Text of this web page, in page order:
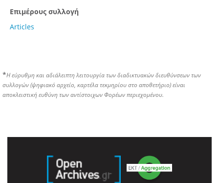
Επιμέρους συλλογή
Articles
*Η εύρυθμη και αδιάλειπτη λειτουργία των διαδικτυακών διευθύνσεων των
συλλογών (ψηφιακό αρχείο, καρτέλα τεκμηρίου στο αποθετήριο) είναι
αποκλειστική ευθύνη των αντίστοιχων Φορέων περιεχομένου.